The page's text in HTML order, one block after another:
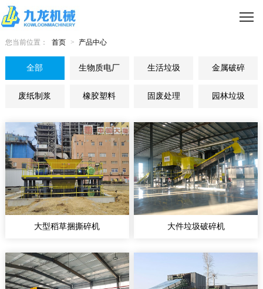
您当前位置： 首页 > 产品中心
全部 生物质电厂 生活垃圾 金属破碎
废纸制浆 橡胶塑料 固废处理 园林垃圾
大型稻草捆撕碎机 大件垃圾破碎机